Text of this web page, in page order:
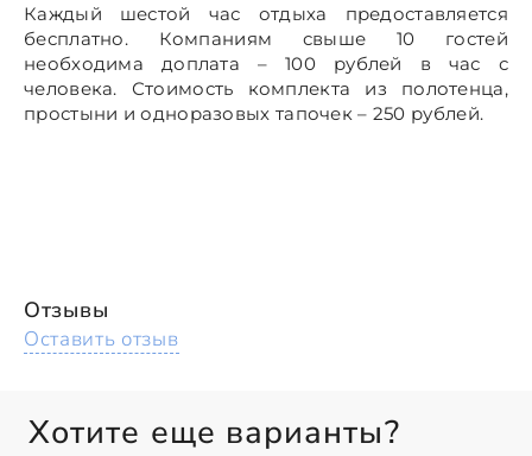
Каждый шестой час отдыха предоставляется
бесплатно. Компаниям свыше 10 гостей
необходима доплата – 100 рублей в час с
человека. Стоимость комплекта из полотенца,
простыни и одноразовых тапочек – 250 рублей.
Отзывы
Оставить отзыв
Хотите еще варианты?